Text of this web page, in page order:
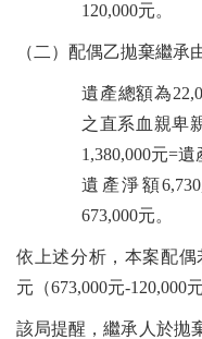
120,000元。
（二）配偶乙拋棄繼承
遺產總額為
之直系血親卑
1,380,000元=遺
遺產淨額
673,000元。
依上述分析，本案配偶
元（673,000元-120,000元
該局提醒，繼承人於拋